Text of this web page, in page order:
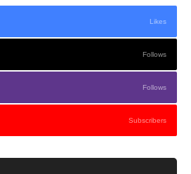
Likes
Follows
Follows
Subscribers